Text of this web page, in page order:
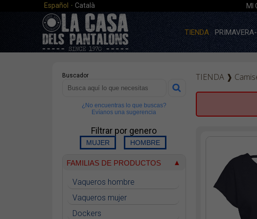
Español · Català MI
TIENDA
Buscador
¿No encuentras lo que buscas?
Evíanos una sugerencia
Filtrar por genero
FAMILIAS DE PRODUCTOS
Vaqueros hombre
Vaqueros mujer
Dockers
TIENDA ❱